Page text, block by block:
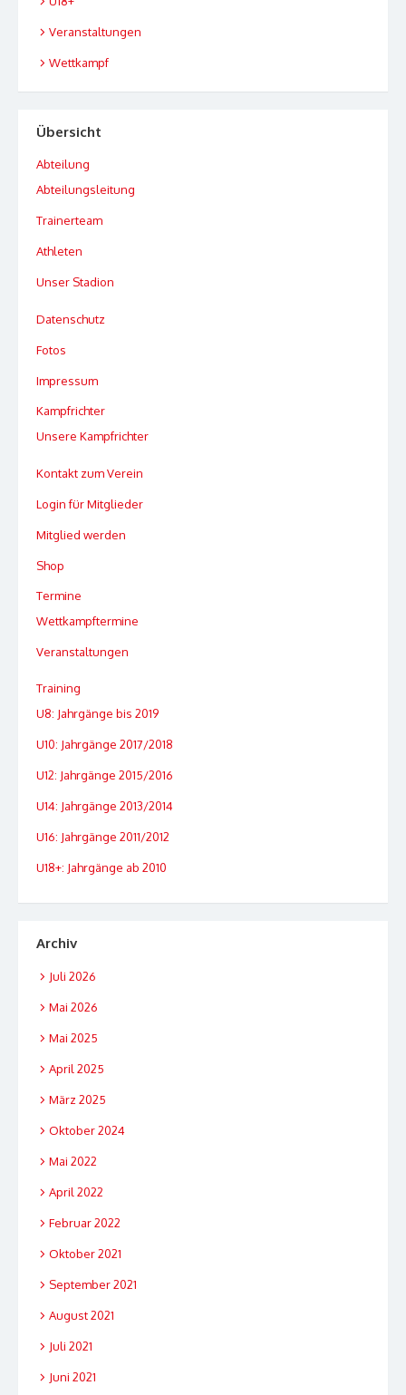
Veranstaltungen
Wettkampf
Übersicht
Abteilung
Abteilungsleitung
Trainerteam
Athleten
Unser Stadion
Datenschutz
Fotos
Impressum
Kampfrichter
Unsere Kampfrichter
Kontakt zum Verein
Login für Mitglieder
Mitglied werden
Shop
Termine
Wettkampftermine
Veranstaltungen
Training
U8: Jahrgänge bis 2019
U10: Jahrgänge 2017/2018
U12: Jahrgänge 2015/2016
U14: Jahrgänge 2013/2014
U16: Jahrgänge 2011/2012
U18+: Jahrgänge ab 2010
Archiv
Juli 2026
Mai 2026
Mai 2025
April 2025
März 2025
Oktober 2024
Mai 2022
April 2022
Februar 2022
Oktober 2021
September 2021
August 2021
Juli 2021
Juni 2021